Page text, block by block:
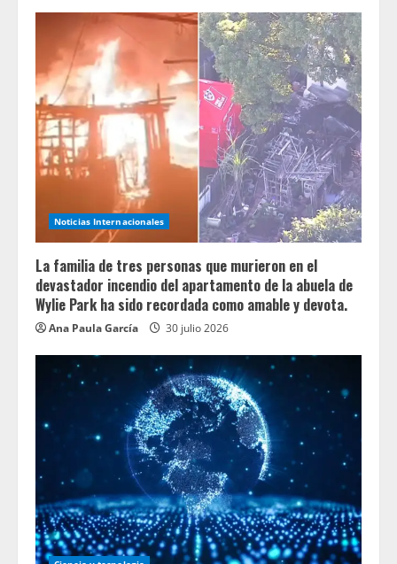
Noticias Internacionales
La familia de tres personas que murieron en el
devastador incendio del apartamento de la abuela de
Wylie Park ha sido recordada como amable y devota.
Ana Paula García 30 julio 2026